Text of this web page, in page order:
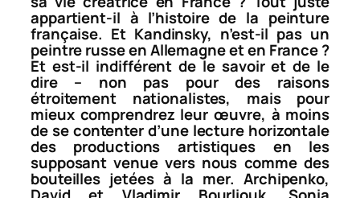
appartient-il à l’histoire de la peinture
française. Et Kandinsky, n’est-il pas un
peintre russe en Allemagne et en France ?
Et est-il indifférent de le savoir et de le
dire – non pas pour des raisons
étroitement nationalistes, mais pour
mieux comprendrez leur œuvre, à moins
de se contenter d’une lecture horizontale
des productions artistiques en les
supposant venue vers nous comme des
bouteilles jetées à la mer. Archipenko,